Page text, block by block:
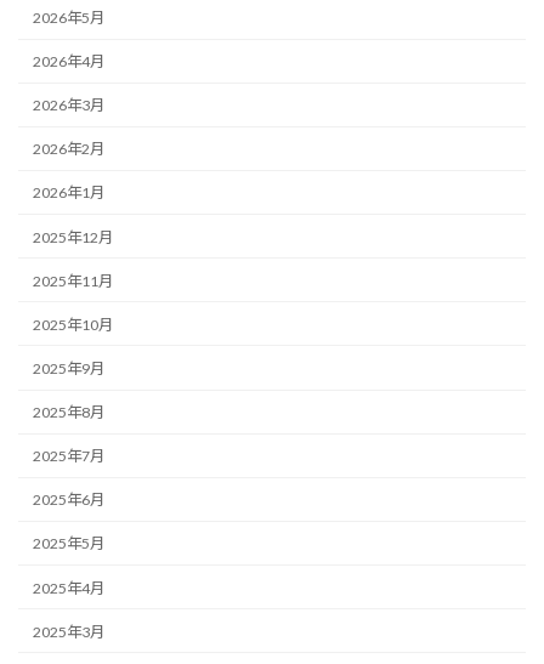
2026年5月
2026年4月
2026年3月
2026年2月
2026年1月
2025年12月
2025年11月
2025年10月
2025年9月
2025年8月
2025年7月
2025年6月
2025年5月
2025年4月
2025年3月